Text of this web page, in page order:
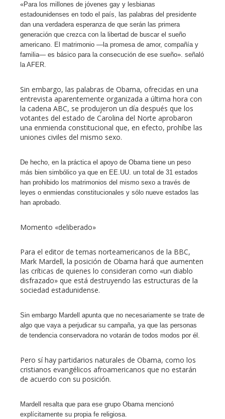
«Para los millones de jóvenes gay y lesbianas
estadounidenses en todo el país, las palabras del presidente
dan una verdadera esperanza de que serán las primera
generación que crezca con la libertad de buscar el sueño
americano. El matrimonio —la promesa de amor, compañía y
familia— es básico para la consecución de ese sueño». señaló
la AFER.
Sin embargo, las palabras de Obama, ofrecidas en una
entrevista aparentemente organizada a última hora con
la cadena ABC, se produjeron un día después que los
votantes del estado de Carolina del Norte aprobaron
una enmienda constitucional que, en efecto, prohíbe las
uniones civiles del mismo sexo.
De hecho, en la práctica el apoyo de Obama tiene un peso
más bien simbólico ya que en EE.UU. un total de 31 estados
han prohibido los matrimonios del mismo sexo a través de
leyes o enmiendas constitucionales y sólo nueve estados las
han aprobado.
Momento «deliberado»
Para el editor de temas norteamericanos de la BBC,
Mark Mardell, la posición de Obama hará que aumenten
las críticas de quienes lo consideran como «un diablo
disfrazado» que está destruyendo las estructuras de la
sociedad estadunidense.
Sin embargo Mardell apunta que no necesariamente se trate de
algo que vaya a perjudicar su campaña, ya que las personas
de tendencia conservadora no votarán de todos modos por él.
Pero sí hay partidarios naturales de Obama, como los
cristianos evangélicos afroamericanos que no estarán
de acuerdo con su posición.
Mardell resalta que para ese grupo Obama mencionó
explícitamente su propia fe religiosa.